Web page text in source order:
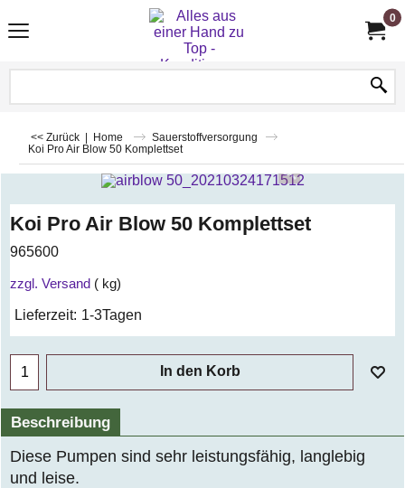
0
<< Zurück | Home
Sauerstoffversorgung
Koi Pro Air Blow 50 Komplettset
Koi Pro Air Blow 50 Komplettset
965600
zzgl. Versand kg
Lieferzeit: 1-3Tagen
In den Korb
Beschreibung
Diese Pumpen sind sehr leistungsfähig, langlebig
und leise.